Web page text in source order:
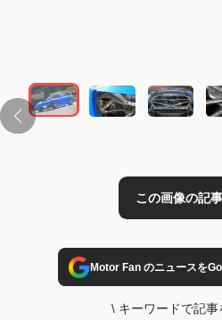
Motor Fan のニュースを
\ キーワードで記事